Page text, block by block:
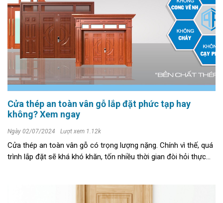
Cửa thép an toàn vân gỗ lắp đặt phức tạp hay
không? Xem ngay
Ngày 02/07/2024 Lượt xem 1.12k
Cửa thép an toàn vân gỗ có trọng lượng nặng. Chính vì thế, quá
trình lắp đặt sẽ khá khó khăn, tốn nhiều thời gian đòi hỏi thực